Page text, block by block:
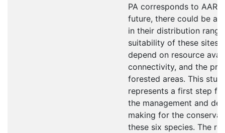
PA corresponds to AAR,
future, there could be an
in their distribution
suitability of these sites
depend on resource
connectivity, and the
forested areas. This
represents a first step
the management and
making for the
these six species. The